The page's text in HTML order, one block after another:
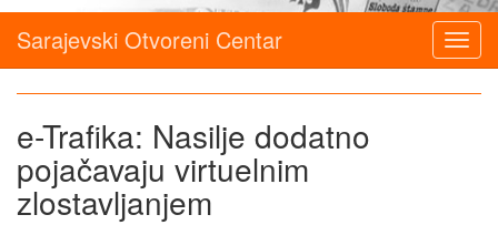
Sarajevski Otvoreni Centar
e-Trafika: Nasilje dodatno
pojačavaju virtuelnim
zlostavljanjem